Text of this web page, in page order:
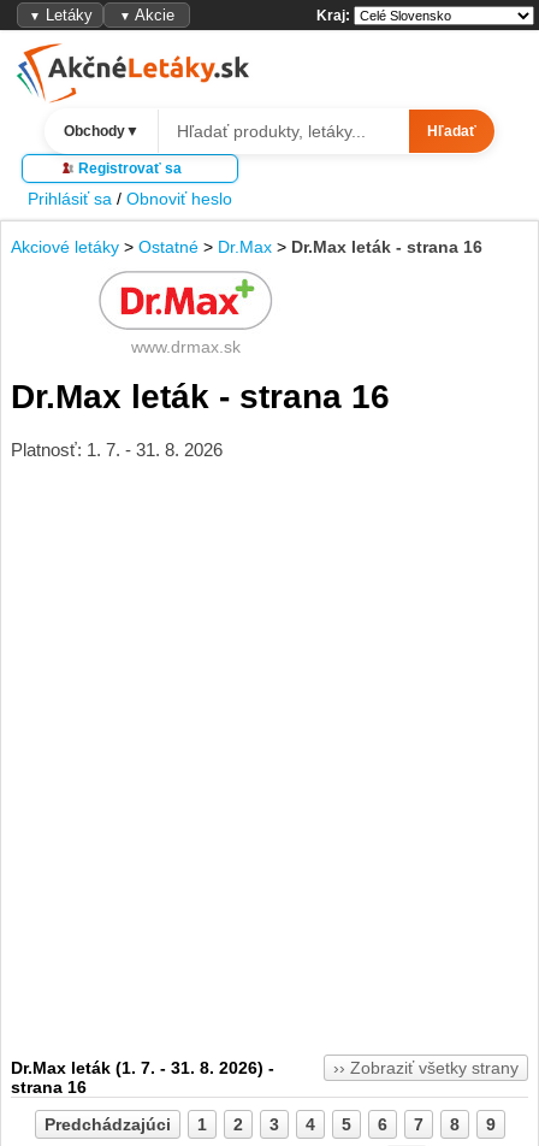
▼ Letáky ▼ Akcie Kraj:
Obchody▼ Hľadať
Registrovať sa
Prihlásiť sa / Obnoviť heslo
Akciové letáky > Ostatné > Dr.Max > Dr.Max leták - strana 16
www.drmax.sk
Dr.Max leták - strana 16
Platnosť: 1. 7. - 31. 8. 2026
›› Zobraziť všetky strany
Dr.Max leták (1. 7. - 31. 8. 2026) -
strana 16
Predchádzajúci
1 2 3 4 5 6 7 8 9